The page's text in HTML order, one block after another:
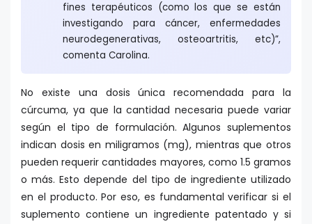
fines terapéuticos (como los que se están
investigando para cáncer, enfermedades
neurodegenerativas, osteoartritis, etc)”,
comenta Carolina.
No existe una dosis única recomendada para la
cúrcuma, ya que la cantidad necesaria puede variar
según el tipo de formulación. Algunos suplementos
indican dosis en miligramos (mg), mientras que otros
pueden requerir cantidades mayores, como 1.5 gramos
o más. Esto depende del tipo de ingrediente utilizado
en el producto. Por eso, es fundamental verificar si el
suplemento contiene un ingrediente patentado y si